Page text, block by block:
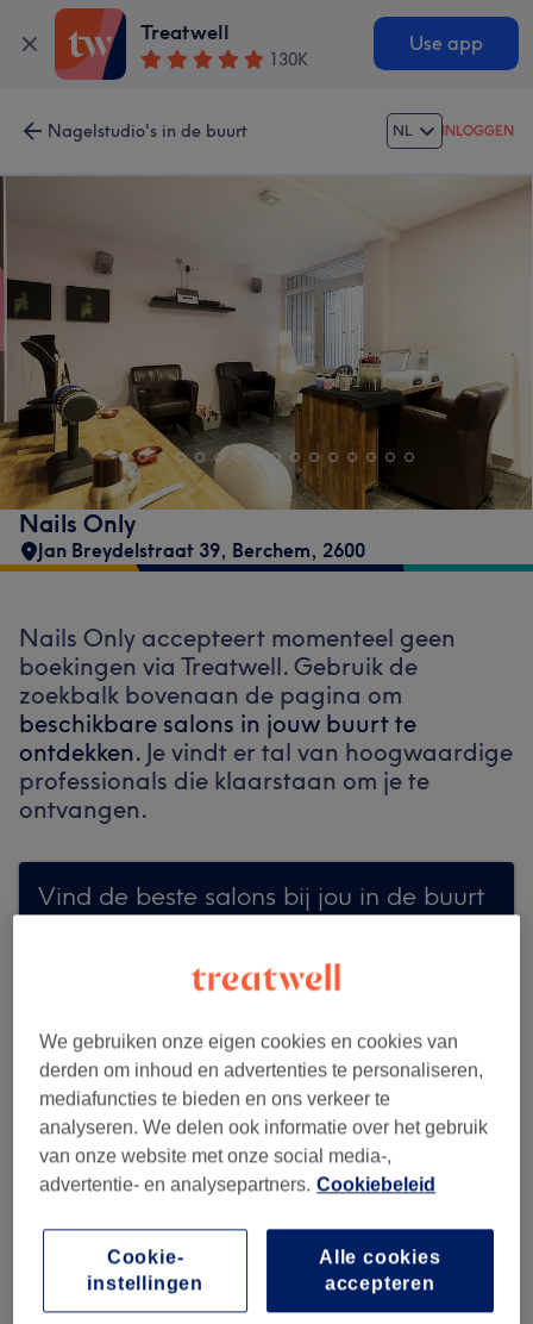
Treatwell
130K
Use app
Nagelstudio's in de buurt NL INLOGGEN
Nails Only
Jan Breydelstraat 39, Berchem, 2600
Nails Only accepteert momenteel geen
boekingen via Treatwell. Gebruik de
zoekbalk bovenaan de pagina om
beschikbare salons in jouw buurt te
ontdekken. Je vindt er tal van hoogwaardige
professionals die klaarstaan om je te
ontvangen.
Vind de beste salons bij jou in de buurt
Zoek op Treatwell
Zoek meer salons
We gebruiken onze eigen cookies en cookies van
derden om inhoud en advertenties te personaliseren,
mediafuncties te bieden en ons verkeer te
analyseren. We delen ook informatie over het gebruik
van onze website met onze social media-,
advertentie- en analysepartners. Cookiebeleid
Alle cookies
accepteren
Cookie-
instellingen